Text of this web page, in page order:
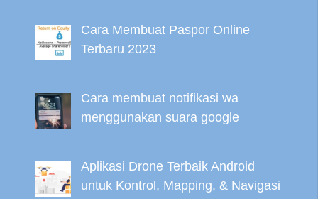
Cara Membuat Paspor Online
Terbaru 2023
Cara membuat notifikasi wa
menggunakan suara google
Aplikasi Drone Terbaik Android
untuk Kontrol, Mapping, & Navigasi